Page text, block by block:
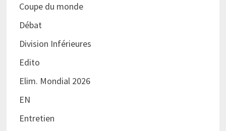
Coupe du monde
Débat
Division Inférieures
Edito
Elim. Mondial 2026
EN
Entretien